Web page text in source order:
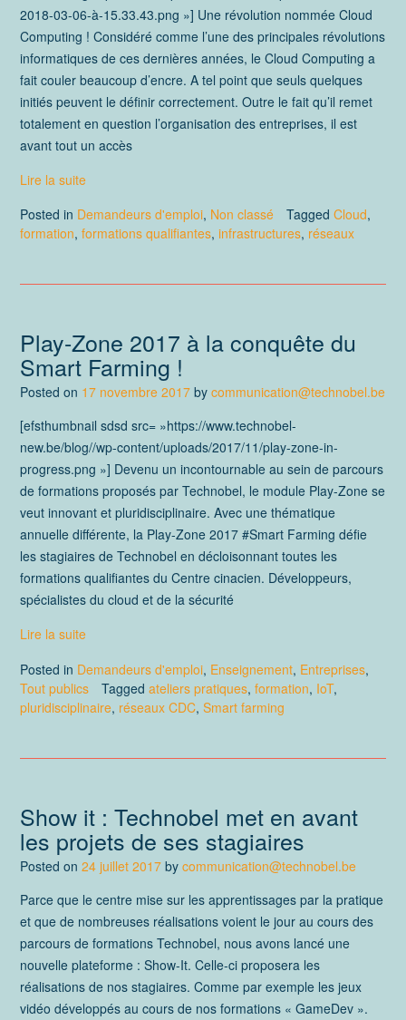
2018-03-06-à-15.33.43.png »] Une révolution nommée Cloud
Computing ! Considéré comme l’une des principales révolutions
informatiques de ces dernières années, le Cloud Computing a
fait couler beaucoup d’encre. A tel point que seuls quelques
initiés peuvent le définir correctement. Outre le fait qu’il remet
totalement en question l’organisation des entreprises, il est
avant tout un accès
Lire la suite
Posted in Demandeurs d'emploi, Non classé Tagged Cloud,
formation, formations qualifiantes, infrastructures, réseaux
Play-Zone 2017 à la conquête du
Smart Farming !
Posted on 17 novembre 2017 by communication@technobel.be
[efsthumbnail sdsd src= »https://www.technobel-
new.be/blog//wp-content/uploads/2017/11/play-zone-in-
progress.png »] Devenu un incontournable au sein de parcours
de formations proposés par Technobel, le module Play-Zone se
veut innovant et pluridisciplinaire. Avec une thématique
annuelle différente, la Play-Zone 2017 #Smart Farming défie
les stagiaires de Technobel en décloisonnant toutes les
formations qualifiantes du Centre cinacien. Développeurs,
spécialistes du cloud et de la sécurité
Lire la suite
Posted in Demandeurs d'emploi, Enseignement, Entreprises,
Tout publics
Tagged ateliers pratiques, formation, IoT,
pluridisciplinaire, réseaux CDC, Smart farming
Show it : Technobel met en avant
les projets de ses stagiaires
Posted on 24 juillet 2017 by communication@technobel.be
Parce que le centre mise sur les apprentissages par la pratique
et que de nombreuses réalisations voient le jour au cours des
parcours de formations Technobel, nous avons lancé une
nouvelle plateforme : Show-It. Celle-ci proposera les
réalisations de nos stagiaires. Comme par exemple les jeux
vidéo développés au cours de nos formations « GameDev ».